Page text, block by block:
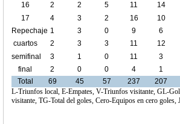
16
2 2 5 11 14
17
4 3 2 16 10
Repechaje 1 3 0 9 6
cuartos
de final
2 3 3 11 12
semifinal
3 1 0 11 3
final
2 0 0 4 1
Total
69 45 57 237 207
L-Triunfos local, E-Empates, V-Triunfos visitante, GL-
visitante, TG-Total del goles, Cero-Equipos en cero goles,